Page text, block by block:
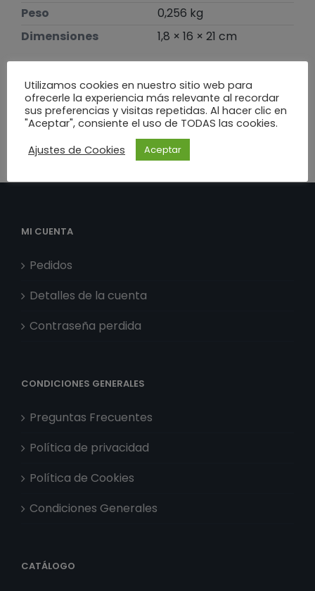
Peso
0,256 kg
Dimensiones
1,8 × 16 × 21 cm
Te puede interesar
MI CUENTA
Pedidos
Detalles de la cuenta
Contraseña perdida
CONDICIONES GENERALES
Preguntas Frecuentes
Política de privacidad
Política de Cookies
Condiciones Generales
CATÁLOGO
Utilizamos cookies en nuestro sitio web para
ofrecerle la experiencia más relevante al recordar
sus preferencias y visitas repetidas. Al hacer clic en
"Aceptar", consiente el uso de TODAS las cookies.
Ajustes de Cookies
Aceptar